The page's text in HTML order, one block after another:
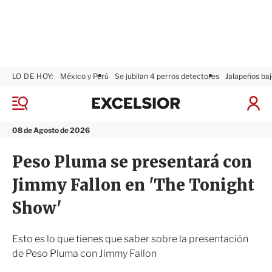
M
n
08 de Agosto de 2026
LO DE HOY: México y Perú Se jubilan 4 perros detectores Jalapeños
I
S
x
i
r
Peso Pluma se presentará con
Jimmy Fallon en 'The Tonight
Show'
Esto es lo que tienes que saber sobre la presentación
de Peso Pluma con Jimmy Fallon